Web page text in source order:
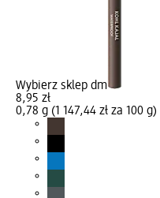
Wybierz sklep dm
8,95 zł
0,78 g (1 147,44 zł za 100 g)